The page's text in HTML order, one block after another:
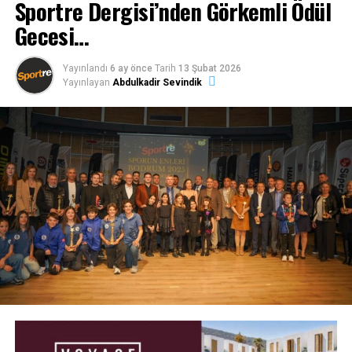
2 Çeyrek başında Bodrum Basketbol savunmada
aksayınca Piestanske farkı 9’a çıkararak 3. Dakikayı 20-
29 önde geçti. İçerden Laura ile sayı üretmeye çalışan
Bodrum Basketbol Laura’nın basket faulüyle farkı 7’ye
indirdi. Ancak çeyrek sonunu iyi oynayamayınca ilk yarıyı
35-44 getide kapattı.
2 Yarının ilk çeyreğinde Laura, Kayana ve Pelin’in
ürettiği sayılarla başlayan Bodrum Basketbolsavunmayı
sertleştirdi. Çeyreğin 3. dakikasında 41-46’lık skorla sayı
farkını 5’e indirdi. Bu dakikadan sonra devreye Laura
Sportre Dergisi’nden Görkemli Ödül
Gecesi…
Yayınlandı 6 ay önce Tarih 13 Şubat 2026
Yayınlayan Abdulkadir Sevindik